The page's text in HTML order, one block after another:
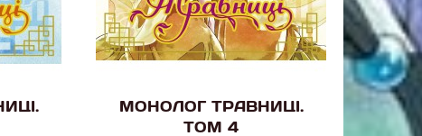
МОНОЛОГ ТРАВНИЦІ.
ТОМ 4